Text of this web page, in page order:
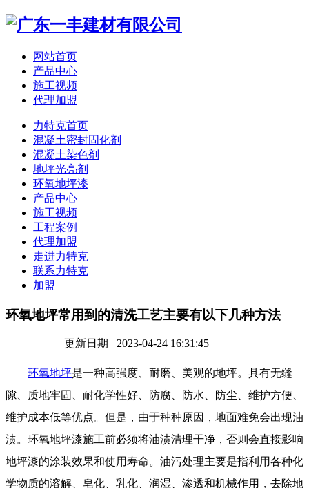
网站首页
产品中心
施工视频
代理加盟
力特克首页
混凝土密封固化剂
混凝土染色剂
地坪光亮剂
环氧地坪漆
产品中心
施工视频
工程案例
代理加盟
走进力特克
联系力特克
加盟
环氧地坪常用到的清洗工艺主要有以下几种方法
更新日期 2023-04-24 16:31:45
环氧地坪是一种高强度、耐磨、美观的地坪。具有无缝
隙、质地牢固、耐化学性好、防腐、防水、防尘、维护方便、
维护成本低等优点。但是，由于种种原因，地面难免会出现油
渍。环氧地坪漆施工前必须将油渍清理干净，否则会直接影响
地坪漆的涂装效果和使用寿命。油污处理主要是指利用各种化
学物质的溶解、皂化、乳化、润湿、渗透和机械作用，去除地